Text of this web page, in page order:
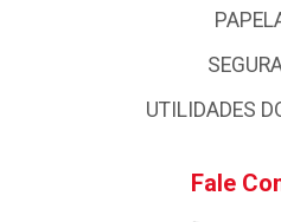
UTILIDADES
Fale